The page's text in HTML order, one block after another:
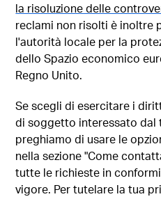
la risoluzione delle
reclami non risolti è inoltre
l'autorità locale per la
dello Spazio economico
Regno Unito.
Se scegli di esercitare i
di soggetto interessato
preghiamo di usare le
nella sezione "Come
tutte le richieste in
vigore. Per tutelare la tua